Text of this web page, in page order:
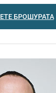
БРОШУРАТА